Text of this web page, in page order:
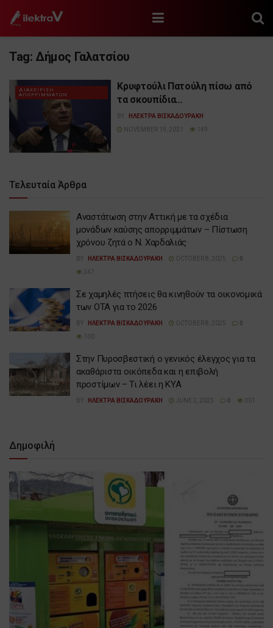
Tag: Δήμος Γαλατσίου
ΔΙΑΧΕΙΡΙΣΗ
ΑΠΟΡΡΙΜΜΑΤΩΝ
Κρυφτούλι Πατούλη πίσω από
τα σκουπίδια…
BY
ΗΛΕΚΤΡΑ ΒΙΣΚΑΔΟΥΡΑΚΗ
NOVEMBER 19, 2021
149
Τελευταία Άρθρα
Αναστάτωση στην Αττική με τα σχέδια
μονάδων καύσης απορριμμάτων – Πίστωση
χρόνου ζητά ο Ν. Χαρδαλιάς
BY ΗΛΕΚΤΡΑ ΒΙΣΚΑΔΟΥΡΑΚΗ OCTOBER 8, 2025
247
Σε χαμηλές πτήσεις θα κινηθούν τα οικονομικά
των ΟΤΑ για το 2026
BY ΗΛΕΚΤΡΑ ΒΙΣΚΑΔΟΥΡΑΚΗ OCTOBER 8, 2025
100
Στην Πυροσβεστική ο γενικός έλεγχος για τα
ακαθάριστα οικόπεδα και η επιβολή
προστίμων – Τι λέει η ΚΥΑ
BY ΗΛΕΚΤΡΑ ΒΙΣΚΑΔΟΥΡΑΚΗ JUNE 2, 2025 301
Δημοφιλή